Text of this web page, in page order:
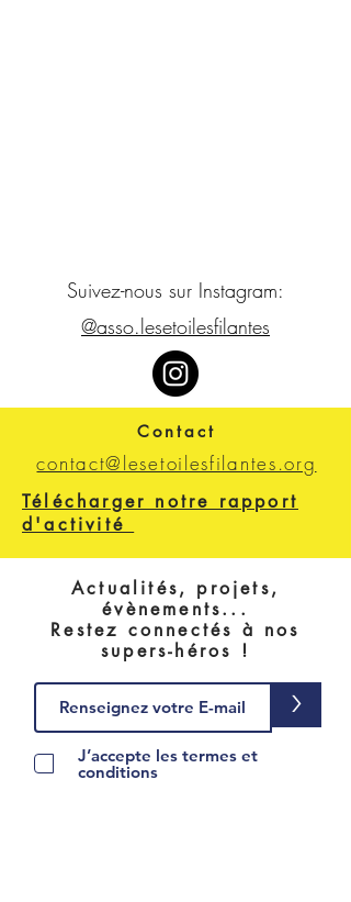
Suivez-nous sur Instagram:
@asso.lesetoilesfilantes
Contact
contact@lesetoilesfilantes.org
Télécharger notre rapport
d'activité
Actualités, projets,
évènements...
Restez connectés à nos
supers-héros !
>
J’accepte les termes et
conditions